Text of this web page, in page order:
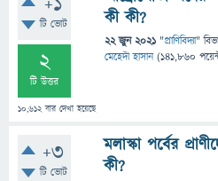
টি ভোট
2
টি উত্তর
10,612বার দেখা হয়েছে
কী কী?
22 জুন 2021 "প্রাণিবিদ্যা"
মেহেদী হাসান (141,860
+3
টি ভোট
মলাস্কা পর্বের
কী?